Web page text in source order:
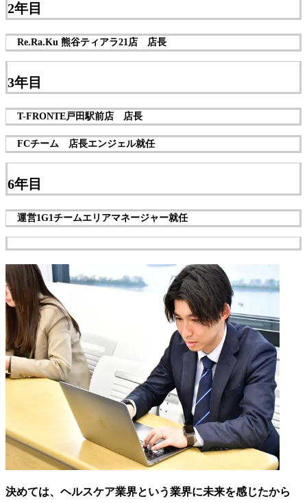
2年目
Re.Ra.Ku 熊谷ティアラ21店 店長
3年目
T-FRONTE戸田駅前店 店長
FCチーム 店長エンジェル就任
6年目
運営1G1チームエリアマネージャー就任
決めては、ヘルスケア業界という業界に未来を感じたから